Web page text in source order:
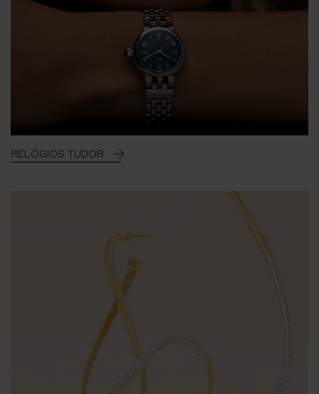
RELÓGIOS TUDOR